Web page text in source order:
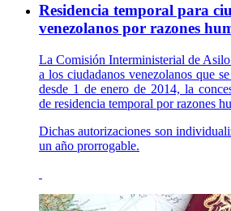
Residencia temporal para
venezolanos por razones
La Comisión Interministerial de
a los ciudadanos venezolanos que
desde 1 de enero de 2014, la
de residencia temporal por razones
Dichas autorizaciones son
un año prorrogable.